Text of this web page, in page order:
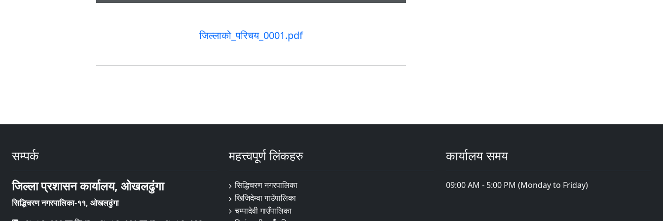
जिल्लाको_परिचय_0001.pdf
सम्पर्क
जिल्ला प्रशासन कार्यालय, ओखलढुंगा
सिद्धिचरण नगरपालिका-११, ओखलढुंगा
महत्त्वपूर्ण लिंकहरु
सिद्धिचरण नगरपालिका
खिजिदेम्वा गाउँपालिका
चम्पादेवी गाउँपालिका
कार्यालय समय
09:00 AM - 5:00 PM (Monday to Friday)